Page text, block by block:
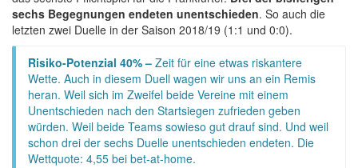
sechs Begegnungen endeten unentschieden. So auch die
letzten zwei Duelle in der Saison 2018/19 (1:1 und 0:0).
Risiko-Potenzial 40% – Zeit für eine etwas riskantere
Wette. Auch in diesem Duell wagen wir uns an ein Remis
heran. Weil sich im Zweifel beide Vereine mit einem
Unentschieden nach den Startsiegen zufrieden geben
würden. Weil beide Teams sowieso gut drauf sind. Und weil
schon drei der sechs Duelle unentschieden endeten. Die
Wettquote: 4,55 bei bet-at-home.